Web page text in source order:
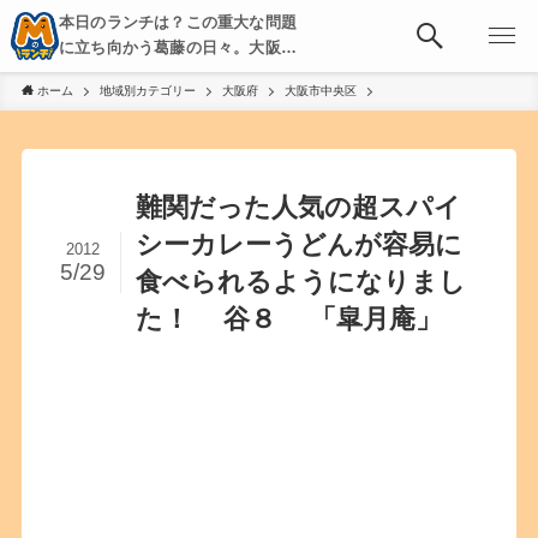
本日のランチは？この重大な問題
に立ち向かう葛藤の日々。大阪・
京都・神戸を中心とした食べ歩
き、飲み歩きを綴る。
ホーム 地域別カテゴリー 大阪府 大阪市中央区
難関だった人気の超スパイ
シーカレーうどんが容易に
食べられるようになりまし
た！ 谷８ 「皐月庵」
2012
5/29